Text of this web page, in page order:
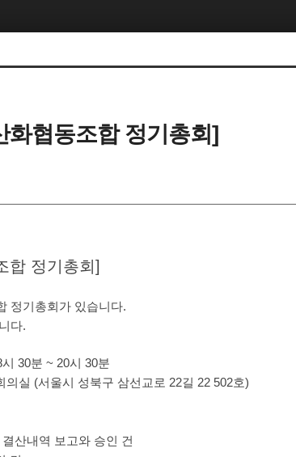
화협동조합 정기총회]
합 정기총회]
정기총회가 있습니다.
다.
30분 ~ 20시 30분
의실 (서울시 성북구 삼선교로 22길 22 502호)
산내역 보고와 승인 건